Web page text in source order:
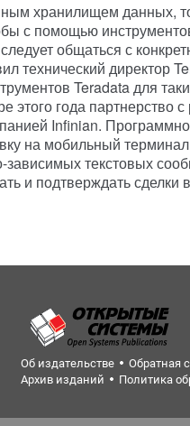
хранилищем данных,
с помощью
общаться с
технический директор
Teradata для
этого года партнерство
Infinian.
на мобильный
текстовых
и подтверждать сделки
Об издательстве Обратная
Архив изданий
Политика